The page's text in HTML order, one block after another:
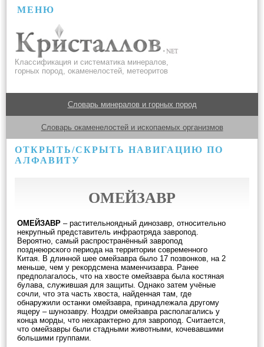
МЕНЮ
Классификация и систематика минералов,
горных пород, окаменелостей, метеоритов
Словарь минералов и горных пород
Словарь окаменелостей и ископаемых организмов
ОТКРЫТЬ/СКРЫТЬ НАВИГАЦИЮ ПО
АЛФАВИТУ
ОМЕЙЗАВР
ОМЕЙЗАВР – растительноядный динозавр, относительно
некрупный представитель инфраотряда завропод.
Вероятно, самый распространённый завропод
позднеюрского периода на территории современного
Китая. В длинной шее омейзавра было 17 позвонков, на 2
меньше, чем у рекордсмена маменчизавра. Ранее
предполагалось, что на хвосте омейзавра была костяная
булава, служившая для защиты. Однако затем учёные
сочли, что эта часть хвоста, найденная там, где
обнаружили останки омейзавра, принадлежала другому
ящеру – шунозавру. Ноздри омейзавра располагались у
конца морды, что нехарактерно для завропод. Считается,
что омейзавры были стадными животными, кочевавшими
большими группами.